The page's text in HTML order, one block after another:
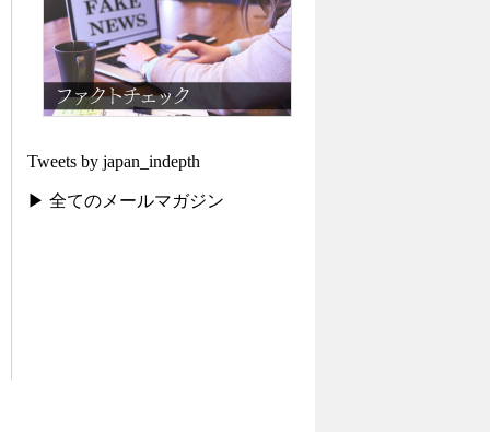
Tweets by japan_indepth
▶ 全てのメールマガジン